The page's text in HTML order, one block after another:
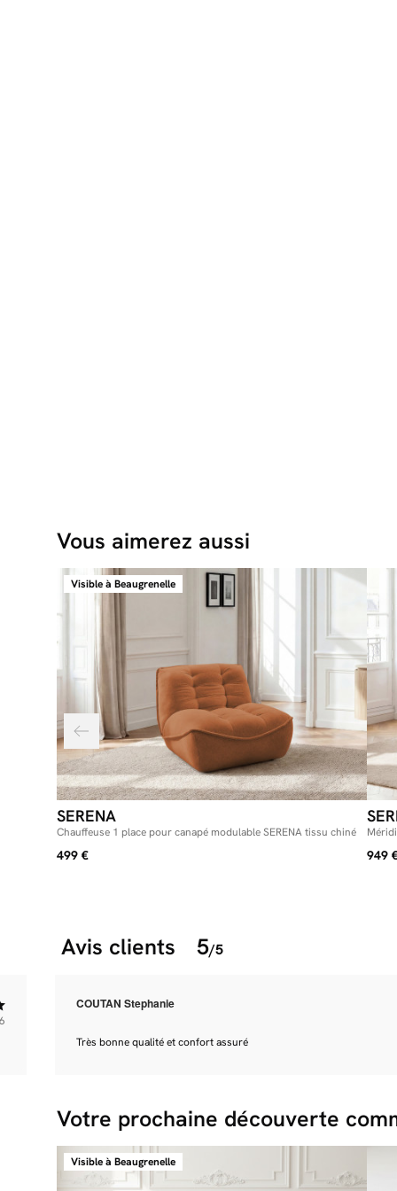
Vous aimerez aussi
Visible à Beaugrenelle
SERENA
Chauffeuse 1 place pour canapé modulable SERENA tissu chiné
499 € 949
Avis clients 5/5
COUTAN Stephanie
Très bonne qualité et confort assuré
Votre prochaine découverte
Visible à Beaugrenelle